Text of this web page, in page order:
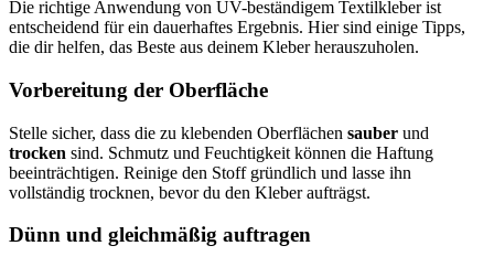
Die richtige Anwendung von UV-beständigem Textilkleber ist
entscheidend für ein dauerhaftes Ergebnis. Hier sind einige Tipps,
die dir helfen, das Beste aus deinem Kleber herauszuholen.
Vorbereitung der Oberfläche
Stelle sicher, dass die zu klebenden Oberflächen sauber und
trocken sind. Schmutz und Feuchtigkeit können die Haftung
beeinträchtigen. Reinige den Stoff gründlich und lasse ihn
vollständig trocknen, bevor du den Kleber aufträgst.
Dünn und gleichmäßig auftragen